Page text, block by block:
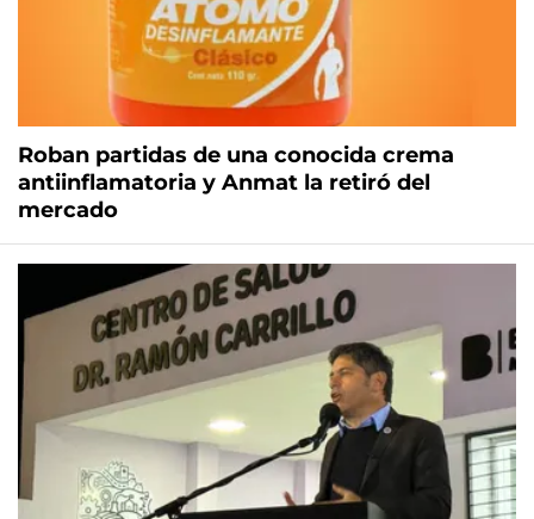
Roban partidas de una conocida crema
antiinflamatoria y Anmat la retiró del
mercado